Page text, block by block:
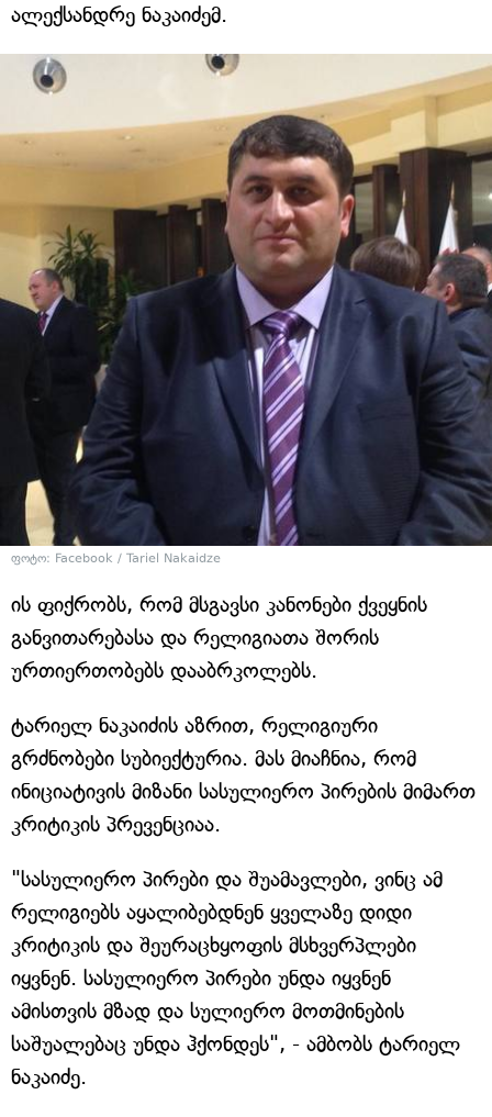
ალექსანდრე ნაკაიძემ.
ფოტო: Facebook / Tariel Nakaidze
ის ფიქრობს, რომ მსგავსი კანონები ქვეყნის
განვითარებასა და რელიგიათა შორის
ურთიერთობებს დააბრკოლებს.
ტარიელ ნაკაიძის აზრით, რელიგიური
გრძნობები სუბიექტურია. მას მიაჩნია, რომ
ინიციატივის მიზანი სასულიერო პირების მიმართ
კრიტიკის პრევენციაა.
"სასულიერო პირები და შუამავლები, ვინც ამ
რელიგიებს აყალიბებდნენ ყველაზე დიდი
კრიტიკის და შეურაცხყოფის მსხვერპლები
იყვნენ. სასულიერო პირები უნდა იყვნენ
ამისთვის მზად და სულიერო მოთმინების
საშუალებაც უნდა ჰქონდეს", - ამბობს ტარიელ
ნაკაიძე.